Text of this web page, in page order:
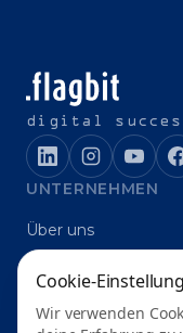
digital
UNTERNEHMEN
Über uns
Cookie-
Wir verwenden